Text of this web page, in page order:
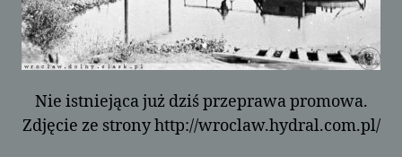
Nie istniejąca już dziś przeprawa promowa.
Zdjęcie ze strony http://wroclaw.hydral.com.pl/